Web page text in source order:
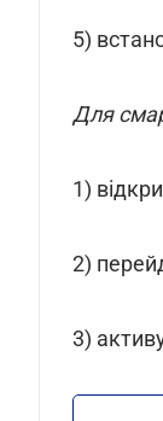
5)
Для
1)
2)
3)